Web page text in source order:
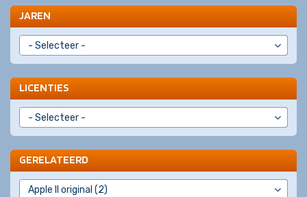
JAREN
LICENTIES
GERELATEERD